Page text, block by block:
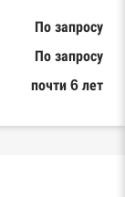
По запросу
По запросу
почти 6 лет